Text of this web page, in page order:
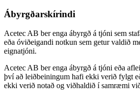
Ábyrgðarskírindi
Acetec AB ber enga ábyrgð á tjóni sem
eða óviðeigandi notkun sem getur valdið
eignatjóni.
Acetec AB ber enga ábyrgð á tjóni eða
því að leiðbeiningum hafi ekki verið fylgt
ekki verið notað og viðhaldið í samræmi